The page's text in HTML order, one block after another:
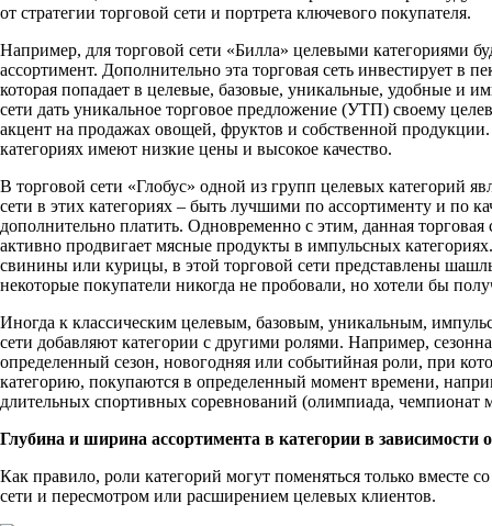
от стратегии торговой сети и портрета ключевого покупателя.
Например, для торговой сети «Билла» целевыми категориями
ассортимент. Дополнительно эта торговая сеть инвестирует в
которая попадает в целевые, базовые, уникальные, удобные и
сети дать уникальное торговое предложение (УТП) своему
акцент на продажах овощей, фруктов и собственной
категориях имеют низкие цены и высокое качество.
В торговой сети «Глобус» одной из групп целевых категорий
сети в этих категориях – быть лучшими по ассортименту и по
дополнительно платить. Одновременно с этим, данная
активно продвигает мясные продукты в импульсных
свинины или курицы, в этой торговой сети представлены
некоторые покупатели никогда не пробовали, но хотели бы
Иногда к классическим целевым, базовым, уникальным,
сети добавляют категории с другими ролями. Например,
определенный сезон, новогодняя или событийная роли, при
категорию, покупаются в определенный момент времени,
длительных спортивных соревнований (олимпиада, чемпионат
Глубина и ширина ассортимента в категории в зависимости
Как правило, роли категорий могут поменяться только вместе
сети и пересмотром или расширением целевых клиентов.